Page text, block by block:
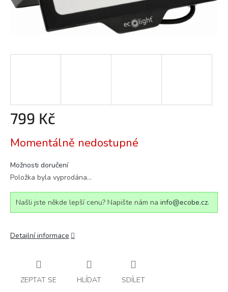
799 Kč
cena:
Momentálně nedostupné
Možnosti doručení
Položka byla vyprodána…
Našli jste někde lepší cenu? Napište nám na info@ecobe.cz.
Detailní informace
ZEPTAT SE HLÍDAT SDÍLET